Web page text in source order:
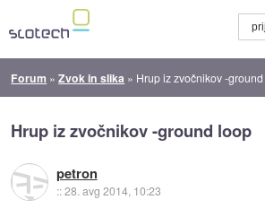
Forum »Zvok in slika » Hrup iz zvočnikov -
Hrup iz zvočnikov -ground loop
petron
::28. avg 2014, 10:23